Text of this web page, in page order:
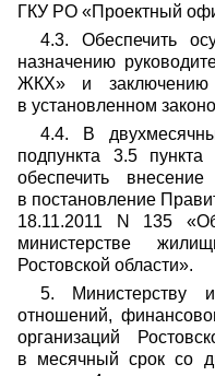
ГКУ РО «Проектный
4.3. Обеспечить
назначению
ЖКХ» и заключению
в установленном
4.4. В
подпункта 3.5
обеспечить
в постановление
18.11.2011 N 135
министерстве
Ростовской области».
5. Министерству
отношений,
организаций
в месячный срок со